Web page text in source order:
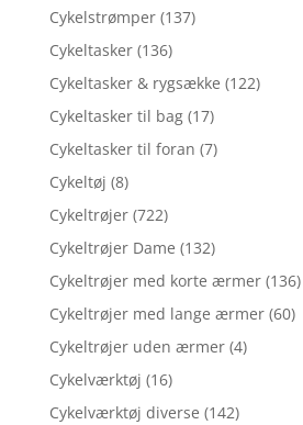
Cykelstrømper (137)
Cykeltasker (136)
Cykeltasker & rygsække (122)
Cykeltasker til bag (17)
Cykeltasker til foran (7)
Cykeltøj (8)
Cykeltrøjer (722)
Cykeltrøjer Dame (132)
Cykeltrøjer med korte ærmer (136)
Cykeltrøjer med lange ærmer (60)
Cykeltrøjer uden ærmer (4)
Cykelværktøj (16)
Cykelværktøj diverse (142)